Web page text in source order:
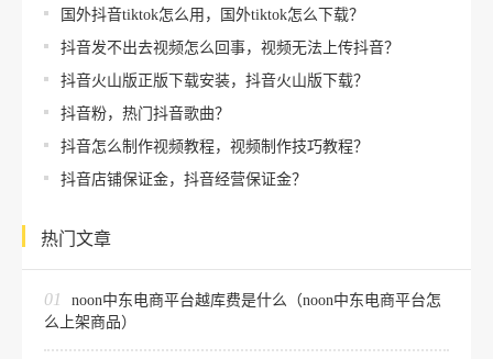
国外抖音tiktok怎么用，国外tiktok怎么下载？
抖音发不出去视频怎么回事，视频无法上传抖音？
抖音火山版正版下载安装，抖音火山版下载？
抖音粉，热门抖音歌曲？
抖音怎么制作视频教程，视频制作技巧教程？
抖音店铺保证金，抖音经营保证金？
热门文章
01
noon中东电商平台越库费是什么（noon中东电商平台怎
么上架商品）